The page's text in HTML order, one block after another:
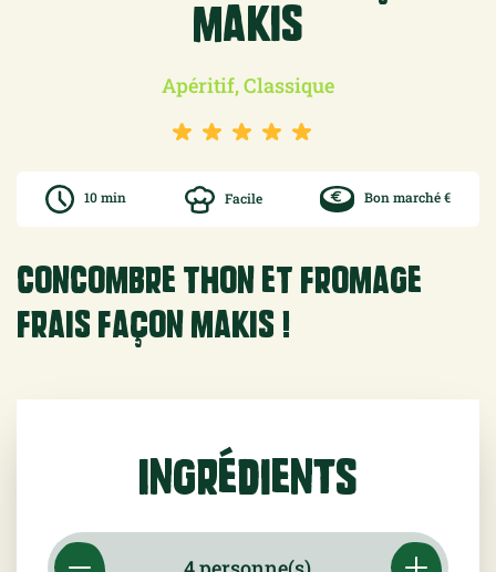
makis
Apéritif, Classique
10 min Facile Bon marché €
concombre thon et fromage
frais façon makis !
Ingrédients